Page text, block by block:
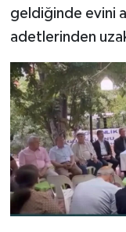
geldiğinde evini
adetlerinden